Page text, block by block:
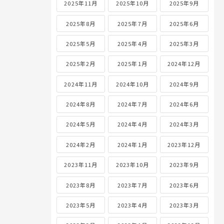
2025年11月 2025年10月 2025年9月
2025年8月 2025年7月 2025年6月
2025年5月 2025年4月 2025年3月
2025年2月 2025年1月 2024年12月
2024年11月 2024年10月 2024年9月
2024年8月 2024年7月 2024年6月
2024年5月 2024年4月 2024年3月
2024年2月 2024年1月 2023年12月
2023年11月 2023年10月 2023年9月
2023年8月 2023年7月 2023年6月
2023年5月 2023年4月 2023年3月